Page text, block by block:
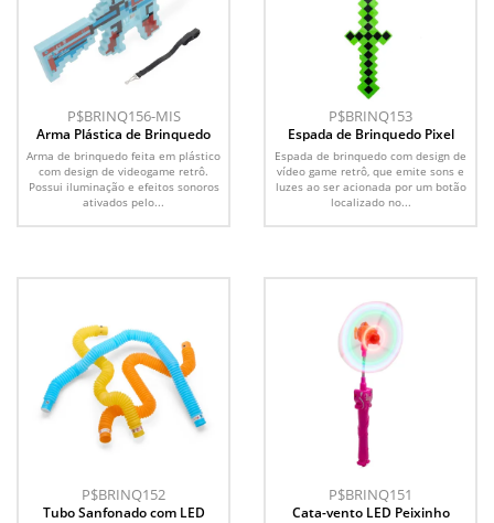
P$BRINQ156-MIS
Arma Plástica de Brinquedo
Arma de brinquedo feita em plástico
com design de videogame retrô.
Possui iluminação e efeitos sonoros
ativados pelo...
P$BRINQ153
Espada de Brinquedo Pixel
Espada de brinquedo com design de
vídeo game retrô, que emite sons e
luzes ao ser acionada por um botão
localizado no...
P$BRINQ152
Tubo Sanfonado com LED
P$BRINQ151
Cata-vento LED Peixinho